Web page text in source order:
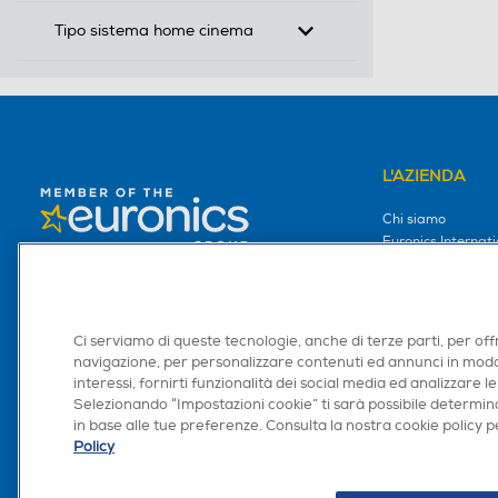
Tipo sistema home cinema
L'AZIENDA
Chi siamo
Euronics
Lo Facciamo
Lo facciamo per
Area Riservata
Area Riservata
Retail Media
Ronics: agente AI
Ci serviamo di queste tecnologie, anche di terze parti, per
navigazione, per personalizzare contenuti ed annunci in
interessi, fornirti funzionalità dei social media ed analizzare
Selezionando “Impostazioni cookie” ti sarà possibile
in base alle tue preferenze. Consulta la nostra cookie policy
Policy